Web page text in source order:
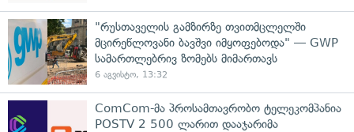
"რუსთაველის გამზირზე თვითმცლელში
მცირეწლოვანი ბავშვი იმყოფებოდა" — GWP
სამართლებრივ ზომებს მიმართავს
6 აგვისტო, 13:32
ComCom-მა პროსამთავრობო ტელეკომპანია
POSTV 2 500 ლარით დააჯარიმა